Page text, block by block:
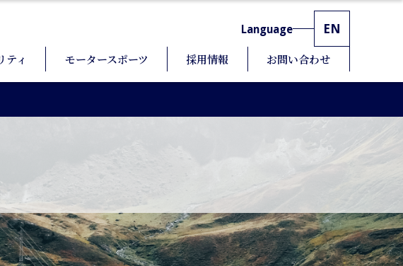
ティ モータースポーツ 採用情報 お問い合わせ
Language EN